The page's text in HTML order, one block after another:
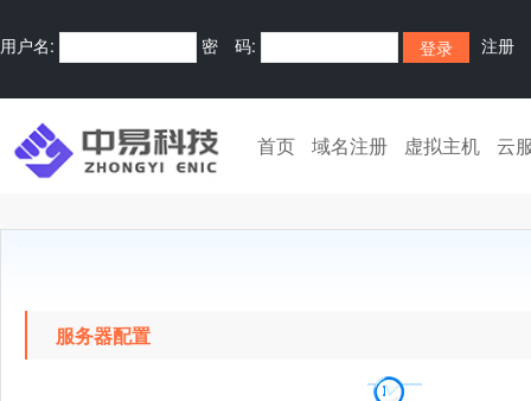
用户名: 密 码: 注册
首页 域名注册 虚拟主机 云
服务器配置